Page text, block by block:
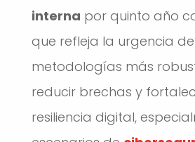
interna por quinto año
que refleja la urgencia
metodologías más
reducir brechas y
resiliencia digital,